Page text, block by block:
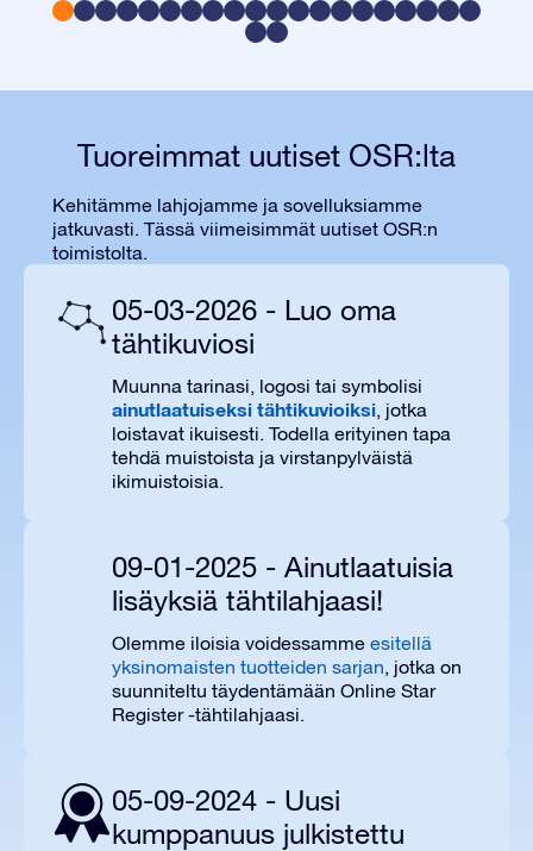
Tuoreimmat uutiset OSR:lta
Kehitämme lahjojamme ja sovelluksiamme
jatkuvasti. Tässä viimeisimmät uutiset OSR:n
toimistolta.
05-03-2026 - Luo oma
tähtikuviosi
Muunna tarinasi, logosi tai symbolisi
ainutlaatuiseksi tähtikuvioiksi, jotka
loistavat ikuisesti. Todella erityinen tapa
tehdä muistoista ja virstanpylväistä
ikimuistoisia.
09-01-2025 - Ainutlaatuisia
lisäyksiä tähtilahjaasi!
Olemme iloisia voidessamme esitellä
yksinomaisten tuotteiden sarjan, jotka on
suunniteltu täydentämään Online Star
Register -tähtilahjaasi.
05-09-2024 - Uusi
kumppanuus julkistettu